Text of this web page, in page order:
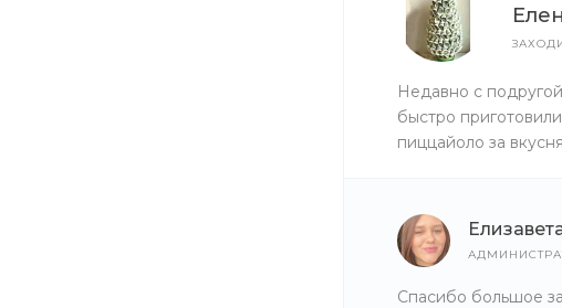
Недавно с
быстро
пиццайоло за
Спасибо большое